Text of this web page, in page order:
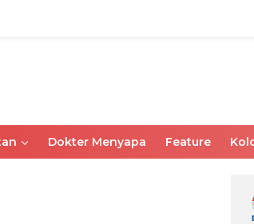
Dokter Menyapa Feature